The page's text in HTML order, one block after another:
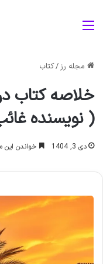
مجله رز/کتاب
خلاصه کتاب
( نویسنده
دی 3, 1404 خواندن این مطلب 20